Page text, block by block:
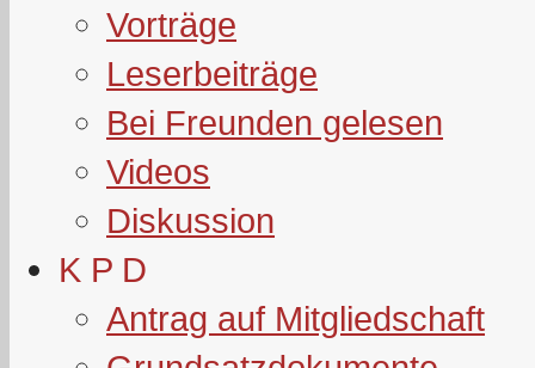
Vorträge
Leserbeiträge
Bei Freunden gelesen
Videos
Diskussion
K P D
Antrag auf Mitgliedschaft